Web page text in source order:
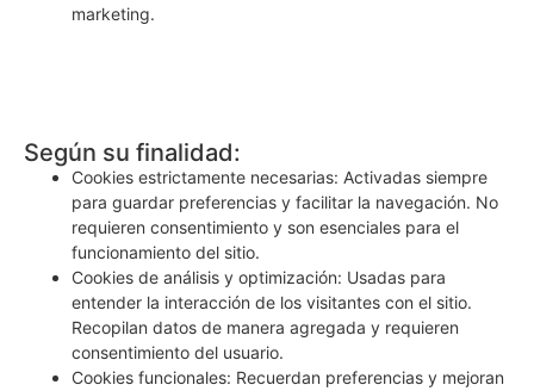
marketing.
Según su finalidad:
Cookies estrictamente necesarias: Activadas siempre
para guardar preferencias y facilitar la navegación. No
requieren consentimiento y son esenciales para el
funcionamiento del sitio.
Cookies de análisis y optimización: Usadas para
entender la interacción de los visitantes con el sitio.
Recopilan datos de manera agregada y requieren
consentimiento del usuario.
Cookies funcionales: Recuerdan preferencias y mejoran